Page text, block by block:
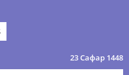
23 Сафар 1448